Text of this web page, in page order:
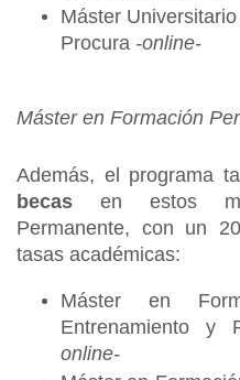
Máster
Procura -online-
Máster en Formación
Además, el programa
becas en estos
Permanente, con un
tasas académicas:
Máster en
Entrenamiento y
online-